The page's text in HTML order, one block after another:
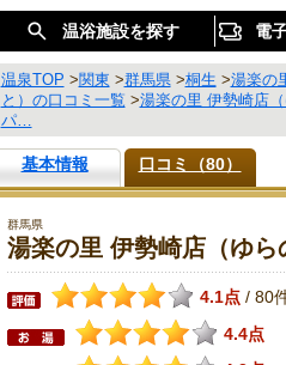
温浴施設を探す 電
温泉TOP >関東 >群馬県>桐生 >湯楽の
と）の口コミ一覧 >湯楽の里 伊勢崎店
パ…
基本情報 口コミ（80）
群馬県
湯楽の里 伊勢崎店（ゆら
4.1点 / 80
4.4点